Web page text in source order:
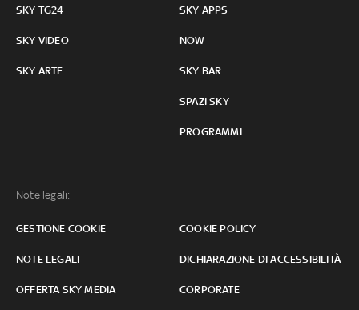
SKY TG24
SKY VIDEO
SKY ARTE
SKY APPS
NOW
SKY BAR
SPAZI SKY
PROGRAMMI
Note legali:
GESTIONE COOKIE COOKIE POLICY
NOTE LEGALI DICHIARAZIONE DI ACCESSIBILITÀ
OFFERTA SKY MEDIA CORPORATE